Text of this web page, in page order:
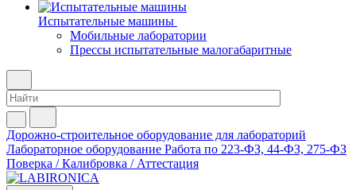
Испытательные машины
Мобильные лаборатории
Прессы испытательные малогабаритные
Дорожно-строительное оборудование для лабораторий
Лабораторное оборудование Работа по 223-ФЗ, 44-ФЗ, 275-ФЗ
Поверка / Калибровка / Аттестация